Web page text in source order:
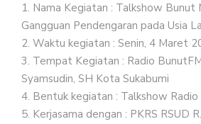
1.⁠ ⁠Nama Kegiatan : Talkshow Bunut
Gangguan Pendengaran pada Usia
2.⁠ ⁠Waktu kegiatan : Senin, 4 Maret
3.⁠ ⁠Tempat Kegiatan : Radio
Syamsudin, SH Kota Sukabumi
4.⁠ ⁠Bentuk kegiatan : Talkshow Radio
5.⁠ ⁠Kerjasama dengan : PKRS RSUD